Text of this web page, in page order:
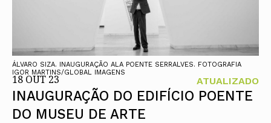
ÁLVARO SIZA. INAUGURAÇÃO ALA POENTE SERRALVES. FOTOGRAFIA
IGOR MARTINS/GLOBAL IMAGENS
18 OUT 23 ATUALIZADO
INAUGURAÇÃO DO EDIFÍCIO POENTE
DO MUSEU DE ARTE